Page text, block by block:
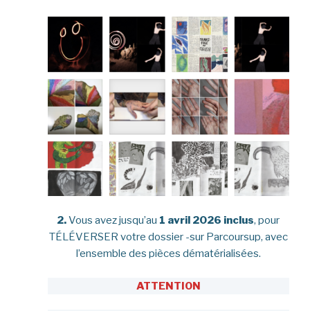
2.Vous avez jusqu’au 1 avril 2026 inclus, pour
TÉLÉVERSER votre dossier -sur Parcoursup, avec
l’ensemble des pièces dématérialisées.
ATTENTION